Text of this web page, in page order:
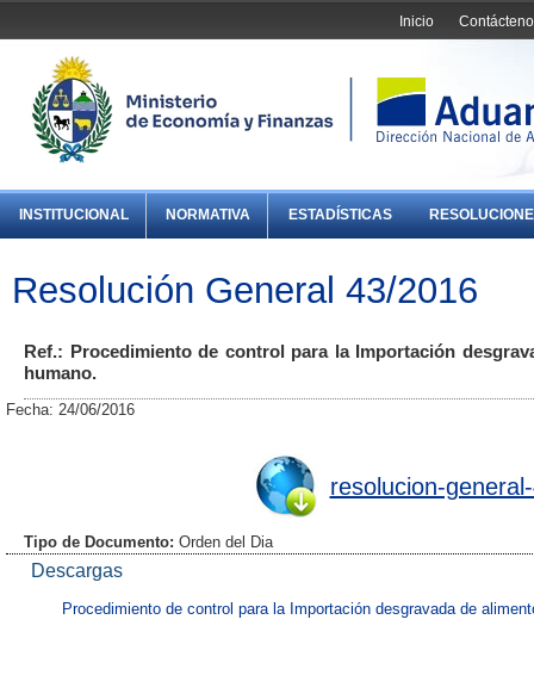
Inicio
INSTITUCIONAL NORMATIVA ESTADÍSTICAS
Resolución General 43/2016
Ref.: Procedimiento de control para la Importación
humano.
Fecha: 24/06/2016
resolucion-
Tipo de Documento: Orden del Dia
Descargas
Procedimiento de control para la Importación desgravada de